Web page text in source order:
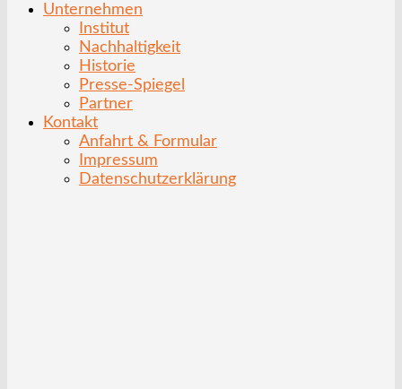
Unternehmen
Institut
Nachhaltigkeit
Historie
Presse-Spiegel
Partner
Kontakt
Anfahrt & Formular
Impressum
Datenschutzerklärung